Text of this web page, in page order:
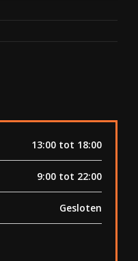
13:00 tot 18:00
9:00 tot 22:00
Gesloten